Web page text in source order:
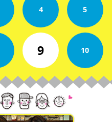
4 5
9 10